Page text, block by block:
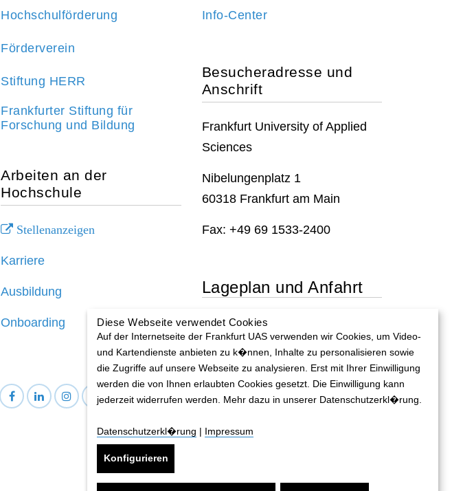
Hochschulförderung
Förderverein
Stiftung HERR
Frankfurter Stiftung für
Forschung und Bildung
Arbeiten an der
Hochschule
Stellenanzeigen
Karriere
Ausbildung
Onboarding
Info-Center
Besucheradresse und
Anschrift
Frankfurt University of Applied
Sciences
Nibelungenplatz 1
60318 Frankfurt am Main
Fax: +49 69 1533-2400
Lageplan und Anfahrt
Lageplan und Anfahrt
BARRIEREFREIHEIT
DATENSCHUTZ
Diese Webseite verwendet Cookies
Auf der Internetseite der Frankfurt UAS verwenden wir Cookies, um Video-
und Kartendienste anbieten zu k�nnen, Inhalte zu personalisieren sowie
die Zugriffe auf unsere Webseite zu analysieren. Erst mit Ihrer Einwilligung
werden die von Ihnen erlaubten Cookies gesetzt. Die Einwilligung kann
jederzeit widerrufen werden. Mehr dazu in unserer Datenschutzerkl�rung.
Datenschutzerkl�rung | Impressum
Konfigurieren